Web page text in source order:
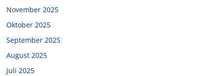
November 2025
Oktober 2025
September 2025
August 2025
Juli 2025